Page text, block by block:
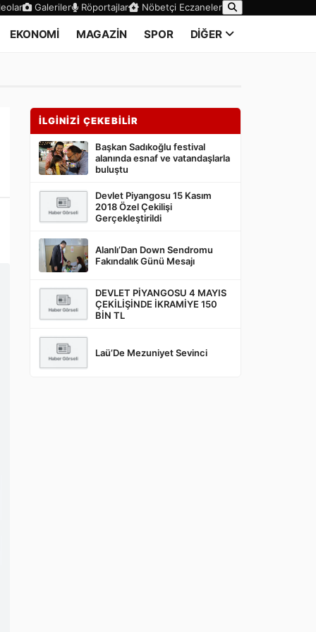
Galeriler Röportajlar Nöbetçi Eczaneler
EKONOMİ MAGAZİN SPOR DİĞER
İLGİNİZİ ÇEKEBİLİR
Başkan Sadıkoğlu festival
alanında esnaf ve vatandaşlarla
buluştu
Devlet Piyangosu 15 Kasım
2018 Özel Çekilişi
Gerçekleştirildi
Alanlı’Dan Down Sendromu
Fakındalık Günü Mesajı
DEVLET PİYANGOSU 4 MAYIS
ÇEKİLİŞİNDE İKRAMİYE 150
BİN TL
Laü’De Mezuniyet Sevinci